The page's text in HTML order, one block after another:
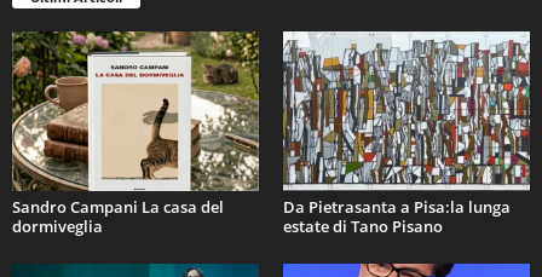
Sandro Campani La casa del
dormiveglia
Da Pietrasanta a Pisa:la lunga
estate di Tano Pisano